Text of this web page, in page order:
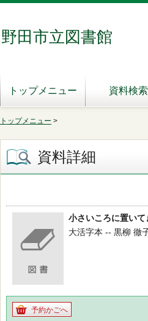
野田市立図書館
トップメニュー 資料検索
トップメニュー >
資料詳細
小さいころに置い
大活字本 -- 黒柳 徹
予約かごへ